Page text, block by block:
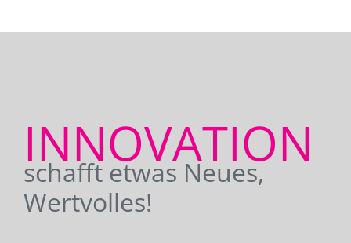
INNOVATION
schafft etwas Neues,
Wertvolles!